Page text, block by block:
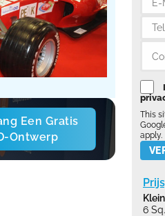
Een Gratis
Ontwerp
This
apply.
6